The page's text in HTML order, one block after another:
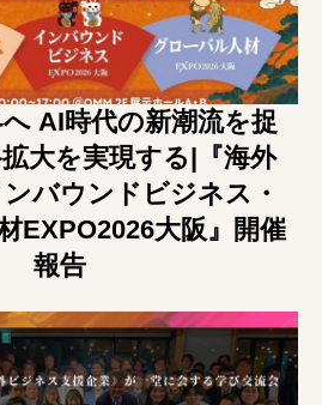
AI時代の新潮流を捉
大を実現する|『海外
バウンドビジネス・
EXPO2026大阪』開催
報告